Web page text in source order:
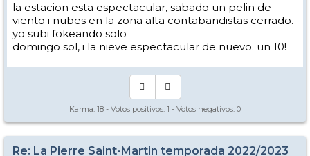
la estacion esta espectacular, sabado un pelin de
viento i nubes en la zona alta contabandistas cerrado.
yo subi fokeando solo
domingo sol, i la nieve espectacular de nuevo. un 10!
Karma: 18 - Votos positivos: 1 - Votos negativos: 0
Re: La Pierre Saint-Martin temporada 2022/2023